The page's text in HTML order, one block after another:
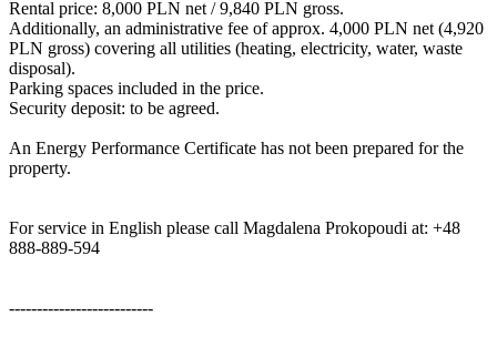
Rental price: 8,000 PLN net / 9,840 PLN gross.
Additionally, an administrative fee of approx. 4,000 PLN net (4,920
PLN gross) covering all utilities (heating, electricity, water, waste
disposal).
Parking spaces included in the price.
Security deposit: to be agreed.
An Energy Performance Certificate has not been prepared for the
property.
For service in English please call Magdalena Prokopoudi at: +48
888-889-594
--------------------------